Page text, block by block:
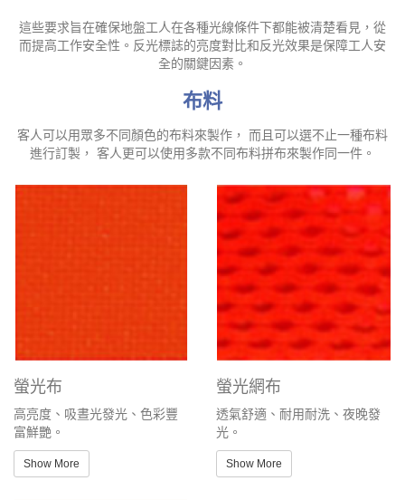
這些要求旨在確保地盤工人在各種光線條件下都能被清楚看見，從
而提高工作安全性。反光標誌的亮度對比和反光效果是保障工人安
全的關鍵因素。
布料
客人可以用眾多不同顏色的布料來製作， 而且可以選不止一種布料
進行訂製， 客人更可以使用多款不同布料拼布來製作同一件。
螢光布
高亮度、吸晝光發光、色彩豐
富鮮艷。
Show More
螢光網布
透氣舒適、耐用耐洗、夜晚發
光。
Show More